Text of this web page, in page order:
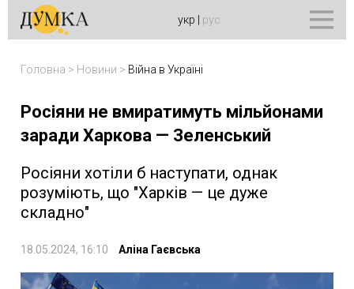
укр рус
Головна > Новини > Війна в Україні
Росіяни не вмиратимуть мільйонами
заради Харкова — Зеленський
Росіяни хотіли б наступати, однак
розуміють, що "Харків — це дуже
складно"
18.05.2024, 16:10 Аліна Гаєвська